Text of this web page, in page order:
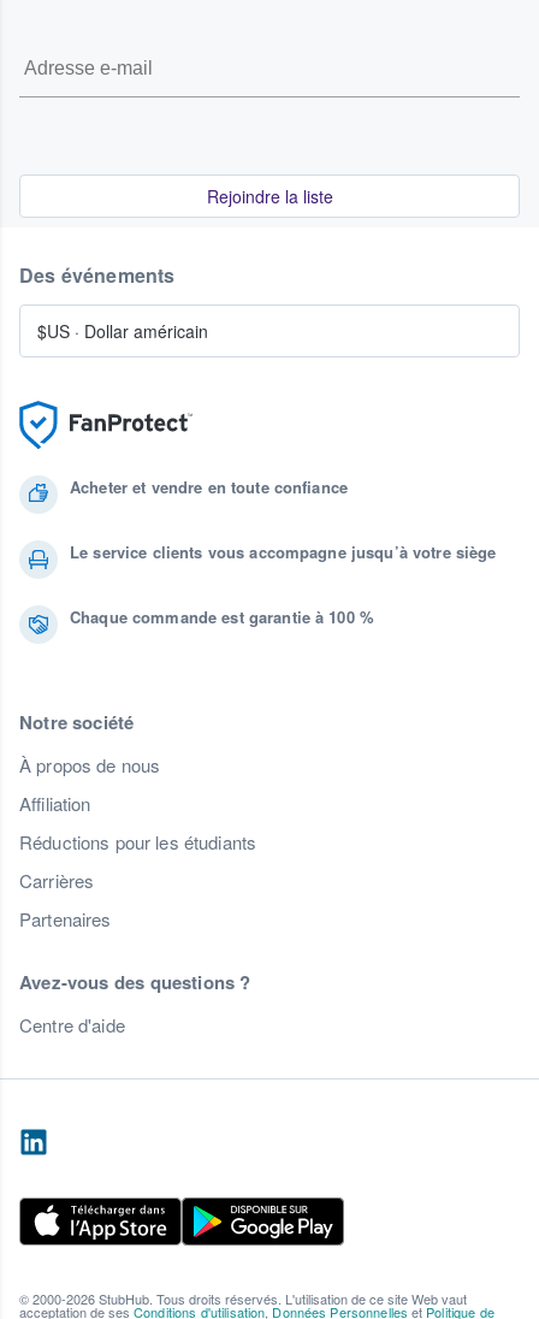
Rejoindre la liste
Acheter et vendre en toute confiance
Le service clients vous accompagne jusqu’à votre siège
Chaque commande est garantie à 100 %
Notre société
À propos de nous
Affiliation
Réductions pour les étudiants
Carrières
Partenaires
Avez-vous des questions ?
Centre d'aide
Des événements
$US · Dollar américain
© 2000-2026 StubHub. Tous droits réservés. L'utilisation de ce site Web vaut
acceptation de ses Conditions d'utilisation, Données Personnelles et Politique de